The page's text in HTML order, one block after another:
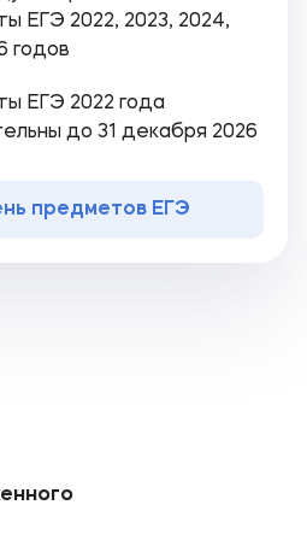
ЕГЭ 2022, 2023, 2024,
годов
ЕГЭ 2022 года
до 31 декабря 2026
предметов ЕГЭ